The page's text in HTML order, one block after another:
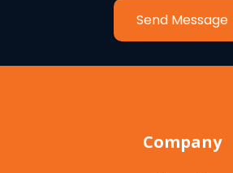
Send Message
Company